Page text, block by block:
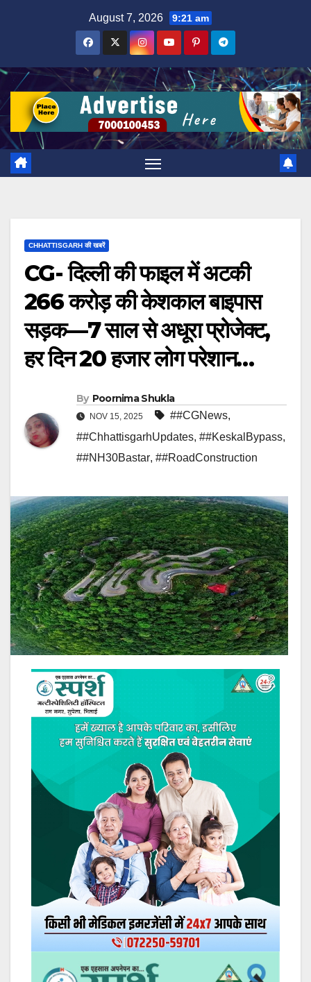
August 7, 2026 9:21 am
CHHATTISGARH की खबरें
CG- दिल्ली की फाइल में अटकी
266 करोड़ की केशकाल बाइपास
सड़क—7 साल से अधूरा प्रोजेक्ट,
हर दिन 20 हजार लोग परेशान…
By Poornima Shukla
NOV 15, 2025 ##CGNews,
##ChhattisgarhUpdates, ##KeskalBypass,
##NH30Bastar, ##RoadConstruction